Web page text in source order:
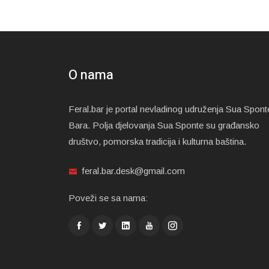
O nama
Feral.bar je portal nevladinog udruženja Sua
Bara. Polja djelovanja Sua Sponte su građansko
društvo, pomorska tradicija i kulturna baština.
feral.bar.desk@gmail.com
Poveži se sa nama: